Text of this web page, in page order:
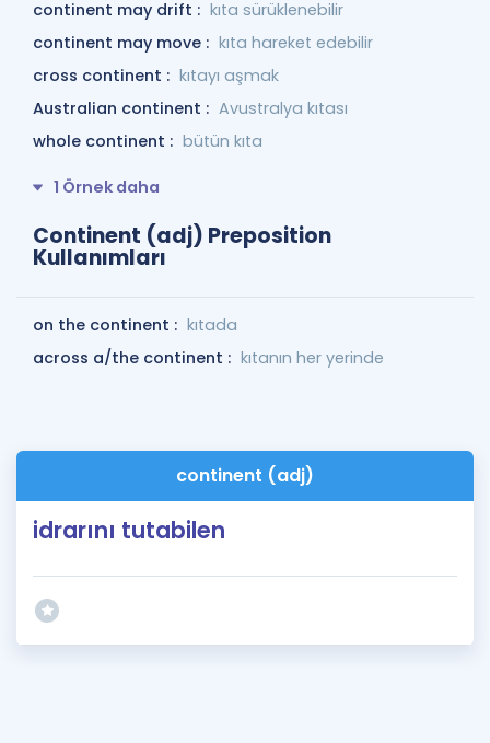
continent may drift : kıta sürüklenebilir
continent may move : kıta hareket edebilir
cross continent : kıtayı aşmak
Australian continent : Avustralya kıtası
whole continent : bütün kıta
1 Örnek daha
Continent (adj) Preposition
Kullanımları
on the continent : kıtada
across a/the continent : kıtanın her yerinde
continent (adj)
idrarını tutabilen